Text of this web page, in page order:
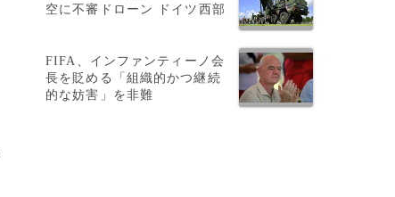
空に不審ドローン ドイツ西部
FIFA、インファンティーノ会
長を貶める「組織的かつ継続
的な妨害」を非難